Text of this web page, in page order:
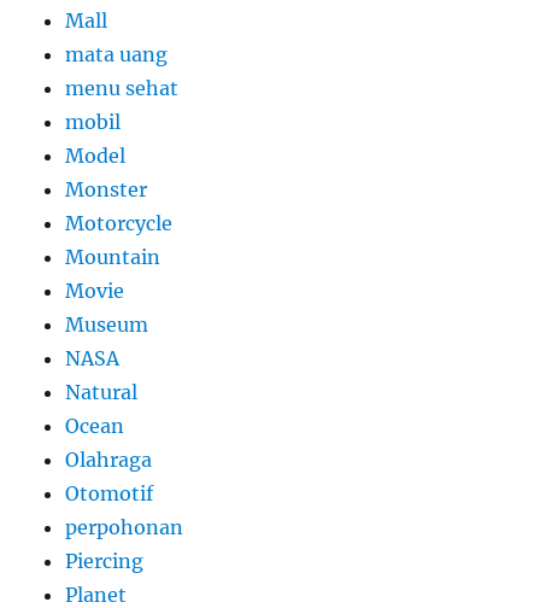
Mall
mata uang
menu sehat
mobil
Model
Monster
Motorcycle
Mountain
Movie
Museum
NASA
Natural
Ocean
Olahraga
Otomotif
perpohonan
Piercing
Planet